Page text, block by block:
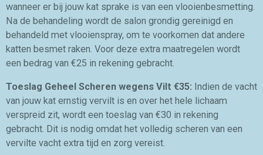
wanneer er bij jouw kat sprake is van een vlooienbesmetting.
Na de behandeling wordt de salon grondig gereinigd en
behandeld met vlooienspray, om te voorkomen dat andere
katten besmet raken. Voor deze extra maatregelen wordt
een bedrag van €25 in rekening gebracht.
Toeslag Geheel Scheren wegens Vilt €35: Indien de vacht
van jouw kat ernstig vervilt is en over het hele lichaam
verspreid zit, wordt een toeslag van €30 in rekening
gebracht. Dit is nodig omdat het volledig scheren van een
vervilte vacht extra tijd en zorg vereist.